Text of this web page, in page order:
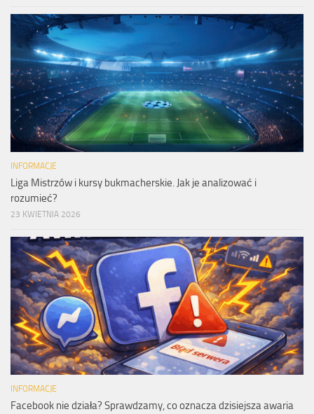
INFORMACJE
Liga Mistrzów i kursy bukmacherskie. Jak je analizować i
rozumieć?
23 KWIETNIA 2026
INFORMACJE
Facebook nie działa? Sprawdzamy, co oznacza dzisiejsza awaria